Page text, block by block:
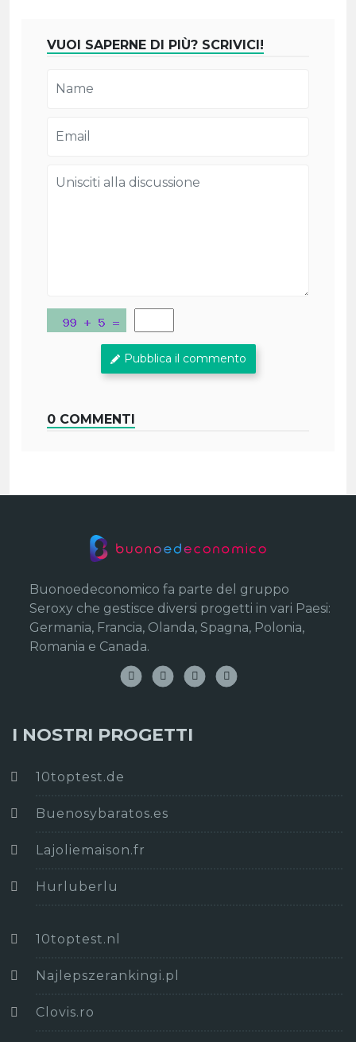
VUOI SAPERNE DI PIÙ? SCRIVICI!
Pubblica il commento
0 COMMENTI
Buonoedeconomico fa parte del gruppo
Seroxy che gestisce diversi progetti in vari Paesi:
Germania, Francia, Olanda, Spagna, Polonia,
Romania e Canada.
I NOSTRI PROGETTI
10toptest.de
Buenosybaratos.es
Lajoliemaison.fr
Hurluberlu
10toptest.nl
Najlepszerankingi.pl
Clovis.ro